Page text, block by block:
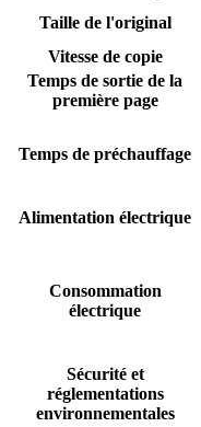
Taille de l'original
Vitesse de copie
Temps de sortie de la
première page
Temps de préchauffage
Alimentation électrique
Consommation
électrique
Sécurité et
réglementations
environnementales